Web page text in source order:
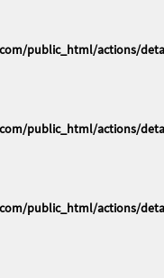
public_html/actions/
public_html/actions/
public_html/actions/